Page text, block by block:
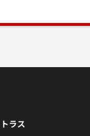
ラス